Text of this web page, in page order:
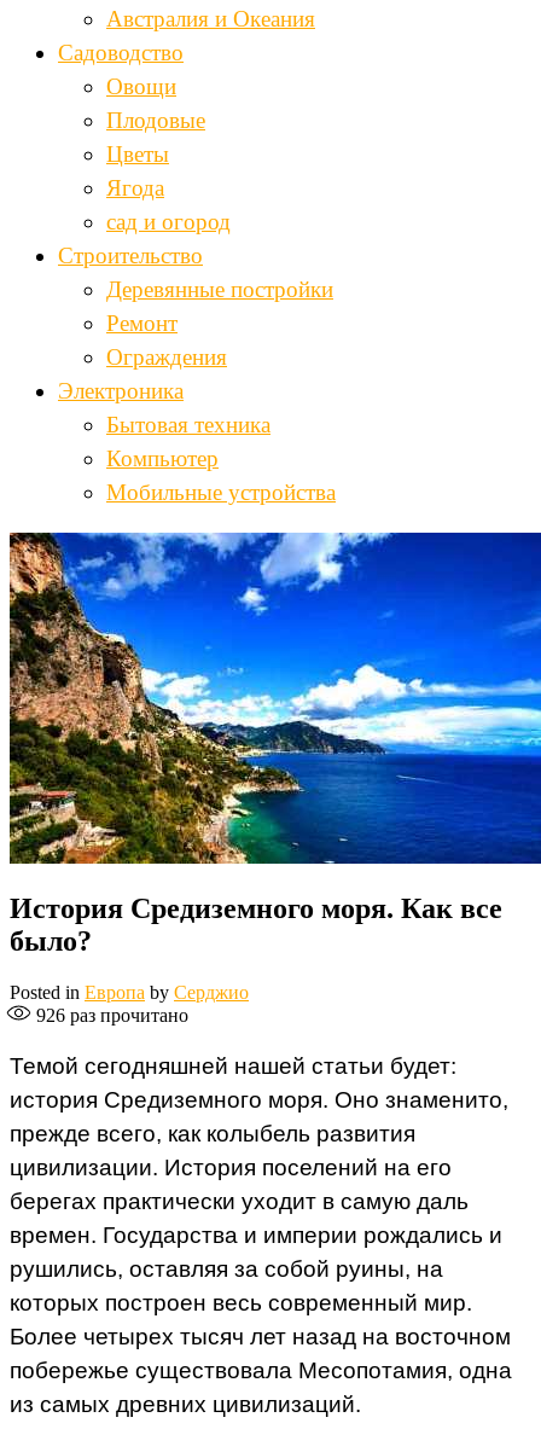
Австралия и Океания
Садоводство
Овощи
Плодовые
Цветы
Ягода
сад и огород
Строительство
Деревянные постройки
Ремонт
Ограждения
Электроника
Бытовая техника
Компьютер
Мобильные устройства
История Средиземного моря. Как все
было?
Posted in Европа by Серджио
926 раз прочитано
Темой сегодняшней нашей статьи будет:
история Средиземного моря. Оно знаменито,
прежде всего, как колыбель развития
цивилизации. История поселений на его
берегах практически уходит в самую даль
времен. Государства и империи рождались и
рушились, оставляя за собой руины, на
которых построен весь современный мир.
Более четырех тысяч лет назад на восточном
побережье существовала Месопотамия, одна
из самых древних цивилизаций.